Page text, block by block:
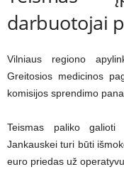
darbuotojai
Vilniaus regiono
Greitosios medicinos
komisijos sprendimo
Teismas paliko galioti
Jankauskei turi būti
euro priedas už